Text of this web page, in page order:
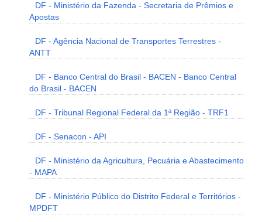
DF - Ministério da Fazenda - Secretaria de Prêmios e
Apostas
DF - Agência Nacional de Transportes Terrestres -
ANTT
DF - Banco Central do Brasil - BACEN - Banco Central
do Brasil - BACEN
DF - Tribunal Regional Federal da 1ª Região - TRF1
DF - Senacon - API
DF - Ministério da Agricultura, Pecuária e Abastecimento
- MAPA
DF - Ministério Público do Distrito Federal e Territórios -
MPDFT